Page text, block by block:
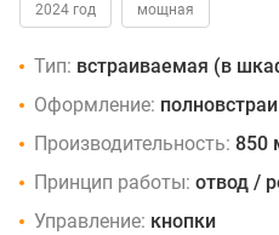
2024 год мощная
Тип: встраиваемая (в
Оформление:
Производительность: 850
Принцип работы: отвод /
Управление: кнопки